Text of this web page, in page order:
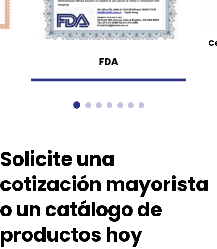
FDA
Solicite una
cotización mayorista
o un catálogo de
productos hoy